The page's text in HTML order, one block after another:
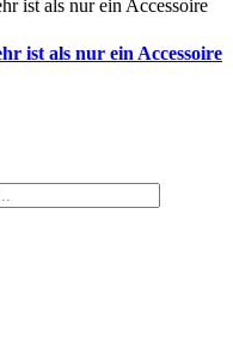
ist als nur ein Accessoire